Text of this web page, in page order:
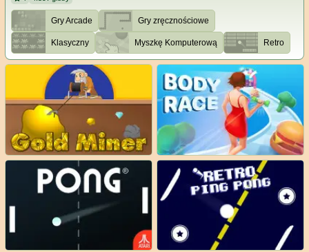
Gry Arcade Gry zręcznościowe
Klasyczny Myszkę Komputerową Retro